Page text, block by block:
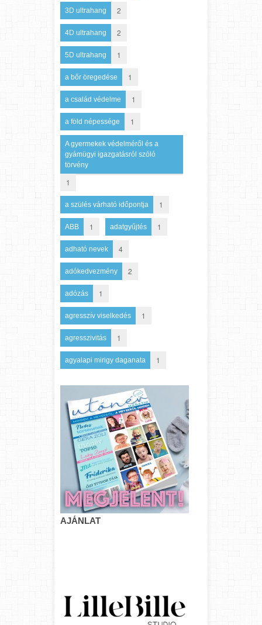
3D ultrahang 2
4D ultrahang 2
5D ultrahang 1
a bőr öregedése 1
a család védelme 1
a föld népessége 1
A gyermekek védelméről és a
gyámügyi igazgatásról szóló
törvény
1
a szülés várható időpontja 1
ABB 1 adatgyűjtés 1
adható nevek 4
adókedvezmény 2
adózás 1
agresszív viselkedés 1
agresszivitás 1
agyalapi mirigy daganata 1
AJÁNLAT